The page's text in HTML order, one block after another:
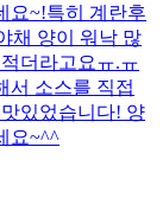
요~!특히 계란후
채 양이 워낙 많
더라고요ㅠ.ㅠ
서 소스를 직접
있었습니다! 양
요~^^